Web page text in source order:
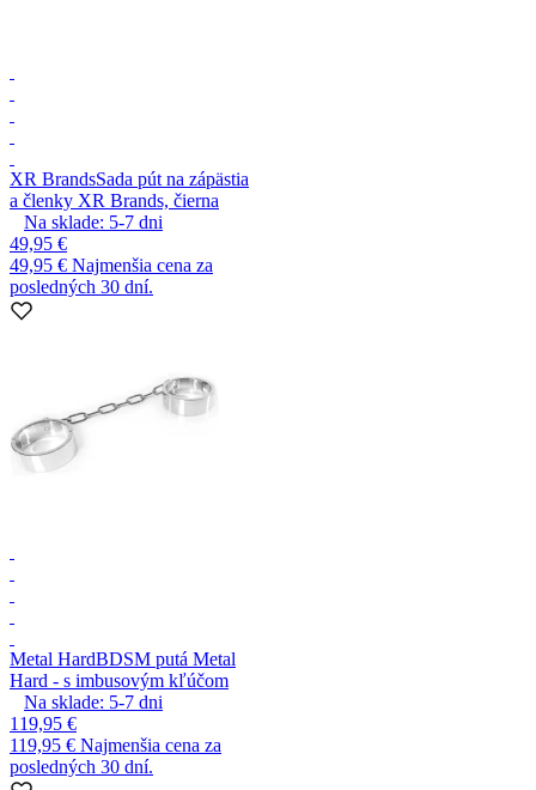
XR BrandsSada pút na zápästia
a členky XR Brands, čierna
Na sklade: 5-7 dni
49,95 €
49,95 € Najmenšia cena za
posledných 30 dní.
Metal HardBDSM putá Metal
Hard - s imbusovým kľúčom
Na sklade: 5-7 dni
119,95 €
119,95 € Najmenšia cena za
posledných 30 dní.